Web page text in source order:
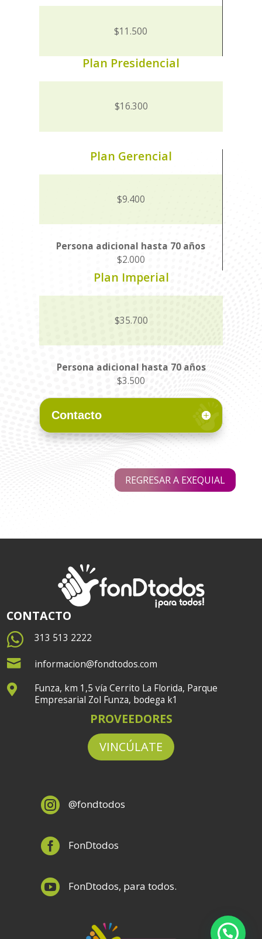
$11.500
Plan Presidencial
$16.300
Plan Gerencial
$9.400
Persona adicional hasta 70 años
$2.000
Plan Imperial
$35.700
Persona adicional hasta 70 años
$3.500
Contacto
REGRESAR A EXEQUIAL
CONTACTO
 313 513 2222
 informacion@fondtodos.com

Funza, km 1,5 vía Cerrito La Florida, Parque
Empresarial Zol Funza, bodega k1
PROVEEDORES
VINCÚLATE
 @fondtodos
 FonDtodos
 FonDtodos, para todos.